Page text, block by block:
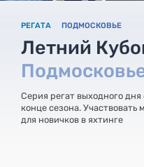
РЕГАТА ПОДМОСКОВЬЕ
Летний
Серия регат выходного
конце сезона.
для новичков в яхтинге